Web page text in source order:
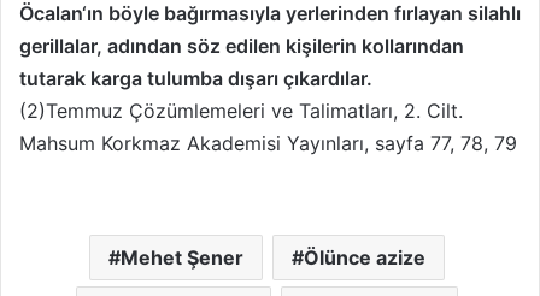
Öcalan‘ın böyle bağırmasıyla yerlerinden fırlayan silahlı
gerillalar, adından söz edilen kişilerin kollarından
tutarak karga tulumba dışarı çıkardılar.
(2)Temmuz Çözümlemeleri ve Talimatları, 2. Cilt.
Mahsum Korkmaz Akademisi Yayınları, sayfa 77, 78, 79
Mehet Şener Ölünce azize